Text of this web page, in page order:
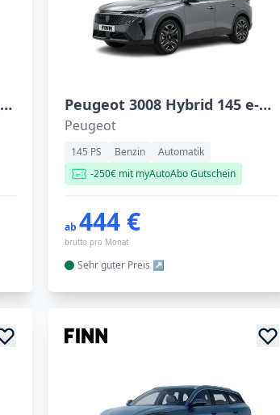
BYD Seal 6 DM-i Touring 1.5 DM-i Touring Boost Peugeot 3008 Hybrid 145 e-DSC6
Peugeot
145 PS Benzin
Automatik
-250€ mit myAutoAbo Gutschein
ab 444 €
brutto pro Monat
Sehr guter Preis